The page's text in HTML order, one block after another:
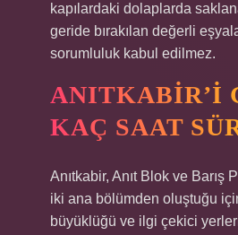
kapılardaki dolaplarda
geride bırakılan değerli
sorumluluk kabul edilmez.
ANITKABIR’I
KAÇ SAAT
Anıtkabir, Anıt Blok ve Barış
iki ana bölümden oluştuğu
büyüklüğü ve ilgi çekici